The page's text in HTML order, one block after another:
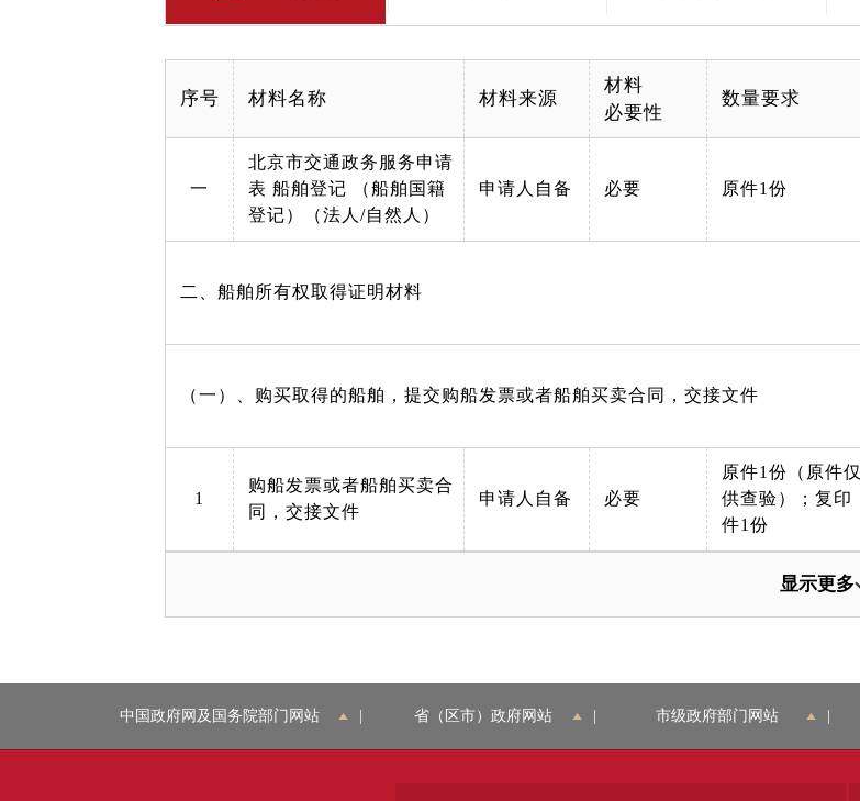
序号 材料名称 材料来源
材料
必要性
数量要求
一
北京市交通政务服务申请
表 船舶登记 （船舶国籍
登记）（法人/自然人）
申请人自备 必要 原件1份
二、船舶所有权取得证明材料
（一）、购买取得的船舶，提交购船发票或者船舶买卖合同，交接文件
1
购船发票或者船舶买卖合
同，交接文件
申请人自备 必要
原件1份（原件仅
供查验）；复印
件1份
显示更多
中国政府网及国务院部门网站 省（区市）政府网站 市级政府部门网站